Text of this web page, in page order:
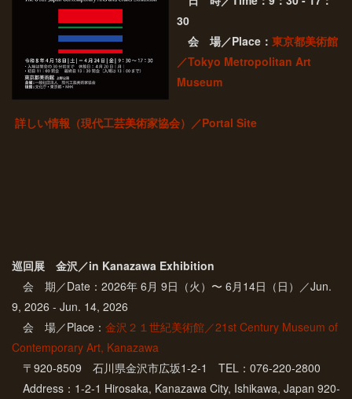
30
会 場／Place： 東京都美術館
／Tokyo Metropolitan Art
Museum
詳しい情報（現代工芸美術家協会）／Portal Site
巡回展 金沢／in Kanazawa Exhibition
会 期／Date：2026年 6月 9日（火）〜 6月14日（日）／Jun.
9, 2026 - Jun. 14, 2026
会 場／Place： 金沢２１世紀美術館／21st Century Museum of
Contemporary Art, Kanazawa
〒920-8509 石川県金沢市広坂1-2-1 TEL：076-220-2800
Address：1-2-1 Hirosaka, Kanazawa City, Ishikawa, Japan 920-